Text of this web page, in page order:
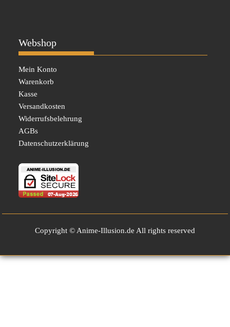
Webshop
Mein Konto
Warenkorb
Kasse
Versandkosten
Widerrufsbelehrung
AGBs
Datenschutzerklärung
Copyright © Anime-Illusion.de All rights reserved